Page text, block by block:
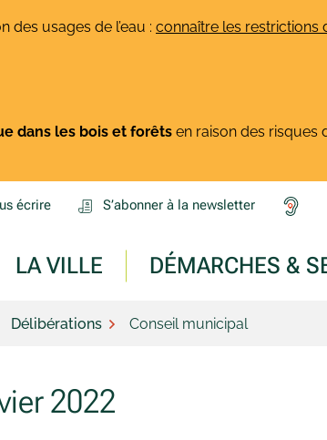
des usages de l’eau : connaître les restrictions
dans les bois et forêts en raison des risques
écrire S’abonner à la newsletter
LA VILLE DÉMARCHES &
Délibérations Conseil municipal
2022